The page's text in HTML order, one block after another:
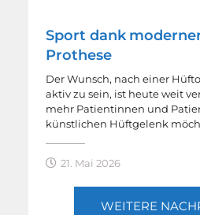
Sport dank
Prothese
Der Wunsch, nach einer
aktiv zu sein, ist heute weit
mehr Patientinnen und
künstlichen Hüftgelenk
21. Mai 2026
WEITERE